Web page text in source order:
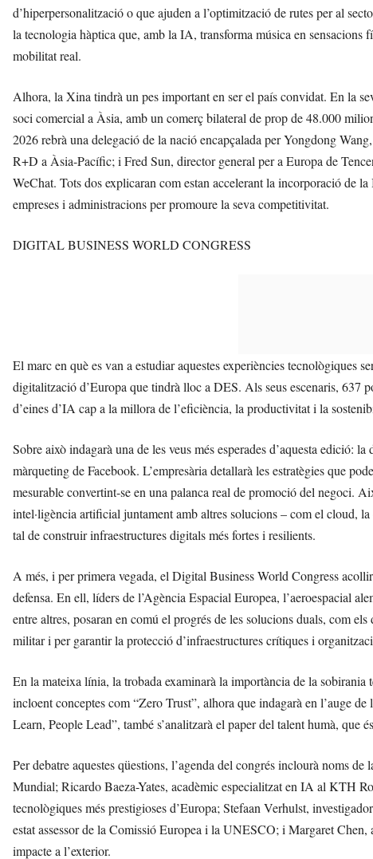
d’hiperpersonalització o que ajuden a l’optimització de rutes per al
la tecnologia hàptica que, amb la IA, transforma música en
mobilitat real.
Alhora, la Xina tindrà un pes important en ser el país convidat. En la
soci comercial a Àsia, amb un comerç bilateral de prop de 48.000
2026 rebrà una delegació de la nació encapçalada per Yongdong
R+D a Àsia-Pacífic; i Fred Sun, director general per a Europa de
WeChat. Tots dos explicaran com estan accelerant la incorporació de
empreses i administracions per promoure la seva competitivitat.
DIGITAL BUSINESS WORLD CONGRESS
El marc en què es van a estudiar aquestes experiències tecnològiques
digitalització d’Europa que tindrà lloc a DES. Als seus escenaris, 637
d’eines d’IA cap a la millora de l’eficiència, la productivitat i la
Sobre això indagarà una de les veus més esperades d’aquesta edició:
màrqueting de Facebook. L’empresària detallarà les estratègies que
mesurable convertint-se en una palanca real de promoció del negoci.
intel·ligència artificial juntament amb altres solucions – com el cloud,
tal de construir infraestructures digitals més fortes i resilients.
A més, i per primera vegada, el Digital Business World Congress
defensa. En ell, líders de l’Agència Espacial Europea, l’aeroespacial
entre altres, posaran en comú el progrés de les solucions duals, com
militar i per garantir la protecció d’infraestructures crítiques i
En la mateixa línia, la trobada examinarà la importància de la sobirania
incloent conceptes com “Zero Trust”, alhora que indagarà en l’auge
Learn, People Lead”, també s’analitzarà el paper del talent humà, que
Per debatre aquestes qüestions, l’agenda del congrés inclourà noms
Mundial; Ricardo Baeza-Yates, acadèmic especialitzat en IA al KTH
tecnològiques més prestigioses d’Europa; Stefaan Verhulst,
estat assessor de la Comissió Europea i la UNESCO; i Margaret
impacte a l’exterior.